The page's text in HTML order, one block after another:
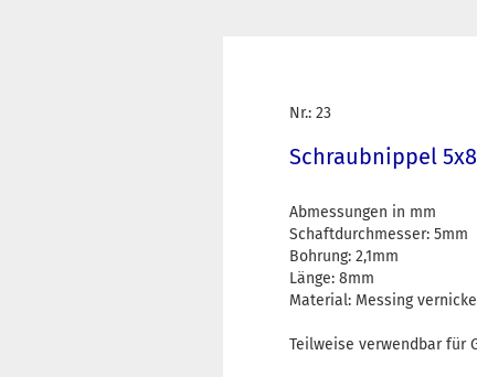
Nr.: 23
Schraubnippel
Abmessungen in mm
Schaftdurchmesser: 5mm
Bohrung: 2,1mm
Länge: 8mm
Material: Messing
Teilweise verwendbar für